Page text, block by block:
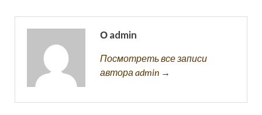
О admin
Посмотреть все записи
автора admin →